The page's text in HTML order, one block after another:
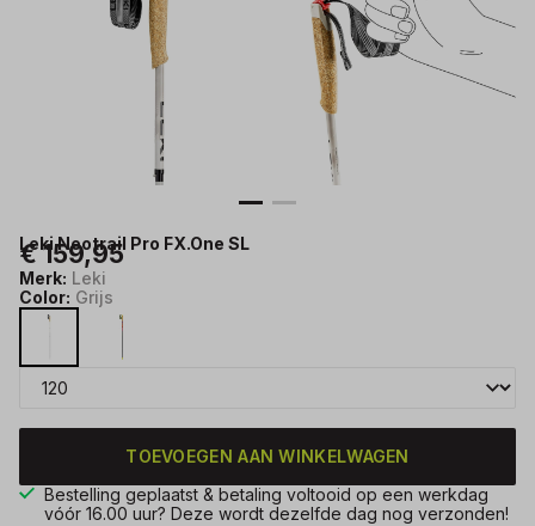
Leki Neotrail Pro FX.One SL
€ 159,95
Merk: Leki
Color: Grijs
TOEVOEGEN AAN WINKELWAGEN
Bestelling geplaatst & betaling voltooid op een werkdag
vóór 16.00 uur? Deze wordt dezelfde dag nog verzonden!